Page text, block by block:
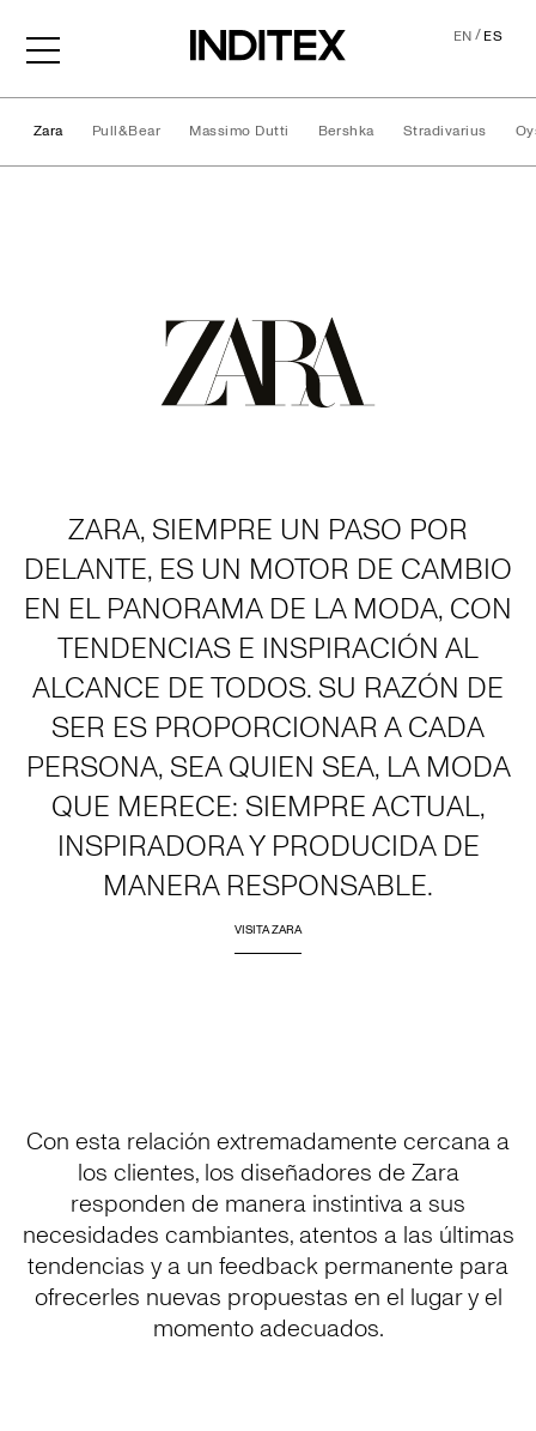
EN/ES
Zara Pull&Bear Massimo Dutti Bershka Stradivarius
ZARA, SIEMPRE UN PASO POR
DELANTE, ES UN MOTOR DE CAMBIO
EN EL PANORAMA DE LA MODA, CON
TENDENCIAS E INSPIRACIÓN AL
ALCANCE DE TODOS. SU RAZÓN DE
SER ES PROPORCIONAR A CADA
PERSONA, SEA QUIEN SEA, LA MODA
QUE MERECE: SIEMPRE ACTUAL,
INSPIRADORA Y PRODUCIDA DE
MANERA RESPONSABLE.
VISITA ZARA
Con esta relación extremadamente cercana a
los clientes, los diseñadores de Zara
responden de manera instintiva a sus
necesidades cambiantes, atentos a las últimas
tendencias y a un feedback permanente para
ofrecerles nuevas propuestas en el lugar y el
momento adecuados.